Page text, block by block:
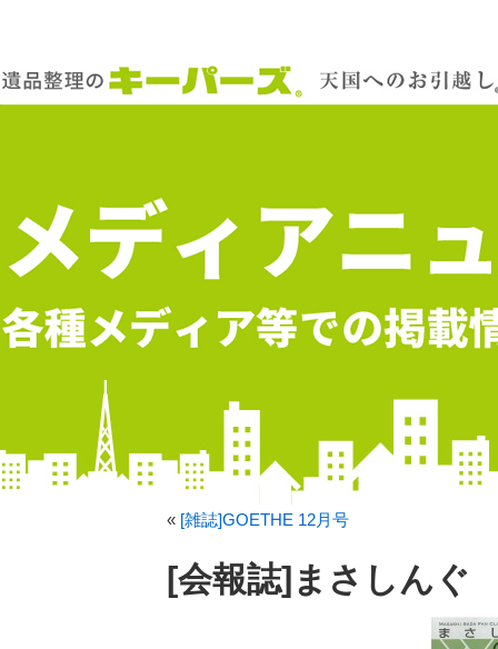
« [雑誌]GOETHE 12月号
[会報誌]まさしんぐ